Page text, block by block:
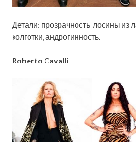
Детали: прозрачность, лосины из
колготки, андрогинность.
Roberto Cavalli